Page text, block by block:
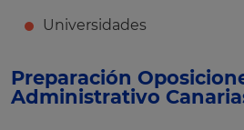
Universidades
Preparación
Administrativo